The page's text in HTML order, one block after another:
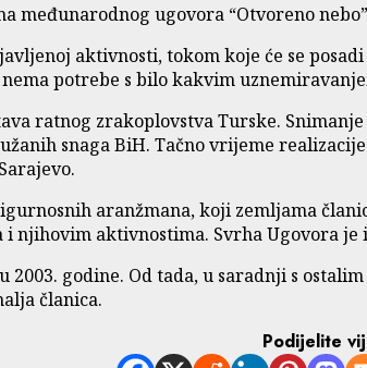
međunarodnog ugovora “Otvoreno
aktivnosti, tokom koje će se
potrebe s bilo kakvim
ratnog zrakoplovstva Turske.
snaga BiH. Tačno vrijeme
aranžmana, koji zemljama
njihovim aktivnostima. Svrha Ugovora
godine. Od tada, u saradnji s
članica.
Podijelite